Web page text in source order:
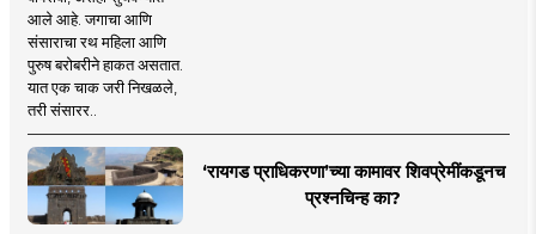
आले आहे. जगाचा आणि
संसाराचा रथ महिला आणि
पुरुष बरोबरीने हाकत असतात.
यात एक चाक जरी निखळले,
तरी संसारर..
‘रायगड प्राधिकरणा’च्या कामावर शिवप्रेमींकडूनच
प्रश्नचिन्ह का?